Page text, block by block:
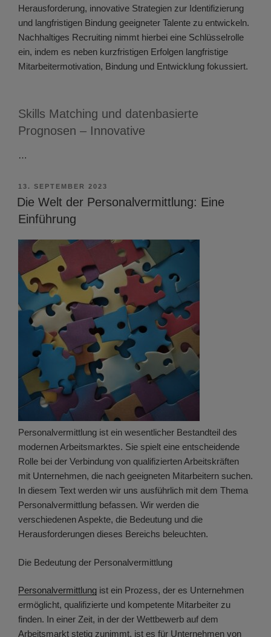
Herausforderung, innovative Strategien zur Identifizierung
und langfristigen Bindung geeigneter Talente zu entwickeln.
Nachhaltiges Recruiting nimmt hierbei eine Schlüsselrolle
ein, indem es neben kurzfristigen Erfolgen langfristige
Mitarbeitermotivation, Bindung und Entwicklung fokussiert.
Skills Matching und datenbasierte
Prognosen – Innovative
…
VERÖFFENTLICHT
AM
13. SEPTEMBER 2023
Die Welt der Personalvermittlung: Eine
Einführung
Personalvermittlung ist ein wesentlicher Bestandteil des
modernen Arbeitsmarktes. Sie spielt eine entscheidende
Rolle bei der Verbindung von qualifizierten Arbeitskräften
mit Unternehmen, die nach geeigneten Mitarbeitern suchen.
In diesem Text werden wir uns ausführlich mit dem Thema
Personalvermittlung befassen. Wir werden die
verschiedenen Aspekte, die Bedeutung und die
Herausforderungen dieses Bereichs beleuchten.
Die Bedeutung der Personalvermittlung
Personalvermittlung ist ein Prozess, der es Unternehmen
ermöglicht, qualifizierte und kompetente Mitarbeiter zu
finden. In einer Zeit, in der der Wettbewerb auf dem
Arbeitsmarkt stetig zunimmt, ist es für Unternehmen von